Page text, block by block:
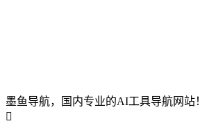
墨鱼导航，国内专业的AI工具导航网站！
